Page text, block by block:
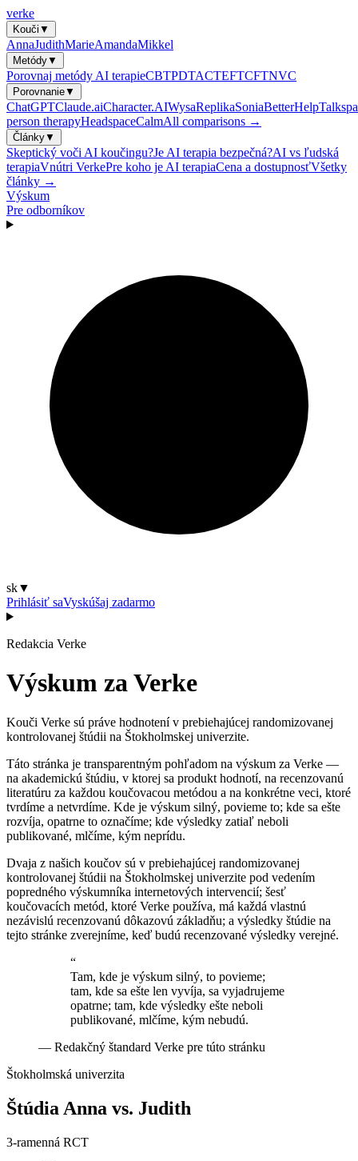
verke
Kouči ▼
AnnaJudithMarieAmandaMikkel
Metódy▼
Porovnaj metódy AI terapieCBTPDTACTEFTCFTNVC
Porovnanie▼
ChatGPTClaude.aiCharacter.AIWysaReplikaSoniaBetterHelp
person therapyHeadspaceCalmAll comparisons →
Články▼
Skeptický voči AI koučingu?Je AI terapia bezpečná?AI vs ľudská
terapiaVnútri VerkePre koho je AI terapiaCena a dostupnosťVšetky
články →
Výskum
Pre odborníkov
sk▼
Prihlásiť saVyskúšaj zadarmo
Redakcia Verke
Výskum za Verke
Kouči Verke sú práve hodnotení v prebiehajúcej randomizovanej
kontrolovanej štúdii na Štokholmskej univerzite.
Táto stránka je transparentným pohľadom na výskum za Verke —
na akademickú štúdiu, v ktorej sa produkt hodnotí, na recenzovanú
literatúru za každou koučovacou metódou a na konkrétne veci, ktoré
tvrdíme a netvrdíme. Kde je výskum silný, povieme to; kde sa ešte
rozvíja, opatrne to označíme; kde výsledky zatiaľ neboli
publikované, mlčíme, kým neprídu.
Dvaja z našich koučov sú v prebiehajúcej randomizovanej
kontrolovanej štúdii na Štokholmskej univerzite pod vedením
popredného výskumníka internetových intervencií; šesť
koučovacích metód, ktoré Verke používa, má každá vlastnú
nezávislú recenzovanú dôkazovú základňu; a výsledky štúdie na
tejto stránke zverejníme, keď budú recenzované výsledky verejné.
“
Tam, kde je výskum silný, to povieme;
tam, kde sa ešte len vyvíja, sa vyjadrujeme
opatrne; tam, kde výsledky ešte neboli
publikované, mlčíme, kým nebudú.
— Redakčný štandard Verke pre túto stránku
Štokholmská univerzita
Štúdia Anna vs. Judith
3-ramenná RCT